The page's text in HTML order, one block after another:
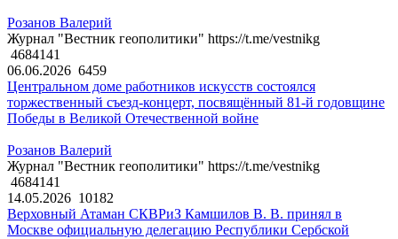
Розанов Валерий
Журнал "Вестник геополитики" https://t.me/vestnikg
4684141
06.06.2026 6459
Центральном доме работников искусств состоялся
торжественный съезд-концерт, посвящённый 81-й годовщине
Победы в Великой Отечественной войне
Розанов Валерий
Журнал "Вестник геополитики" https://t.me/vestnikg
4684141
14.05.2026 10182
Верховный Атаман СКВРиЗ Камшилов В. В. принял в
Москве официальную делегацию Республики Сербской